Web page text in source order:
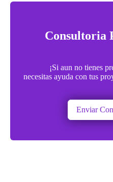
Consultoria
¡Si aun no tienes
necesitas ayuda con tus
Enviar